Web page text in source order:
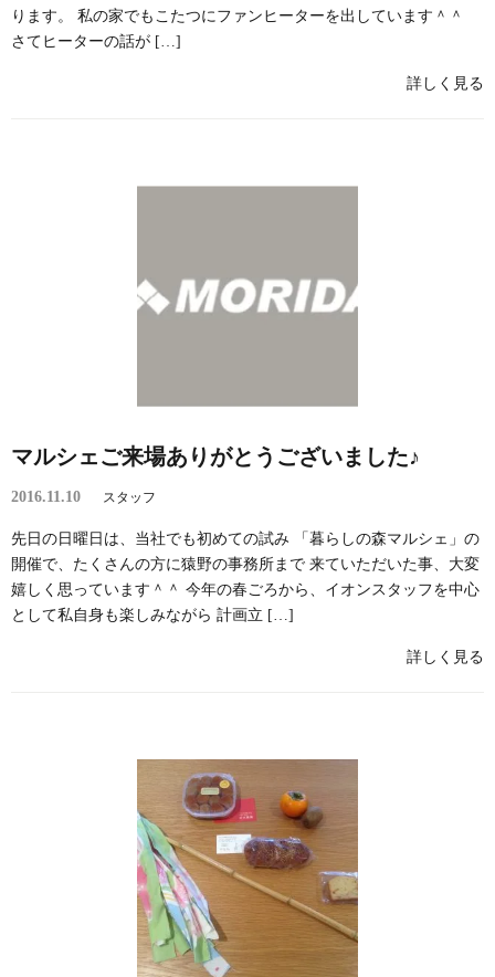
ります。 私の家でもこたつにファンヒーターを出しています＾＾
さてヒーターの話が […]
詳しく見る
マルシェご来場ありがとうございました♪
2016.11.10 スタッフ
先日の日曜日は、当社でも初めての試み 「暮らしの森マルシェ」の
開催で、たくさんの方に猿野の事務所まで 来ていただいた事、大変
嬉しく思っています＾＾ 今年の春ごろから、イオンスタッフを中心
として私自身も楽しみながら 計画立 […]
詳しく見る